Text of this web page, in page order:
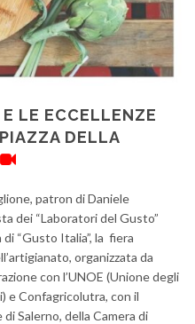
LE ECCELLENZE
DELLA
patron di Daniele
dei “Laboratori del Gusto”
“Gusto Italia”, la fiera
organizzata da
con l’UNOE (Unione degli
e Confagricolutra, con il
Salerno, della Camera di